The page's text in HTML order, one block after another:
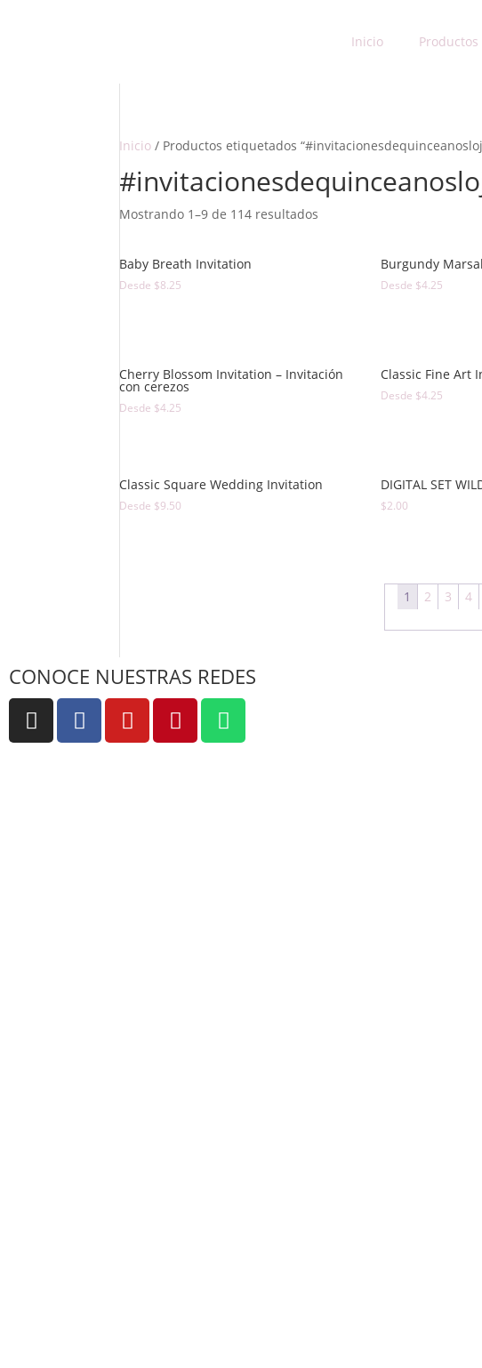
Inicio Productos
Inicio / Productos etiquetados
Mostrando 1–9 de 114 resultados
Baby Breath Invitation
Desde $8.25
Burgundy
Desde $4.25
Cherry Blossom Invitation – Invitación
con cerezos
Desde $4.25
Classic Fine Art
Desde $4.25
Classic Square Wedding Invitation
Desde $9.50
DIGITAL SET
$2.00
1 2 3 4
CONOCE NUESTRAS REDES